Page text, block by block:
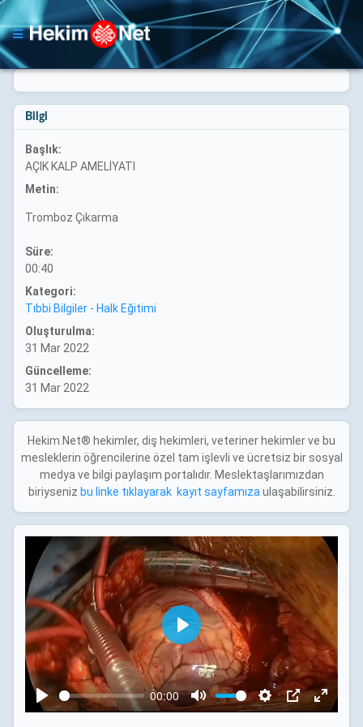
Bilgi
Başlık:
AÇIK KALP AMELİYATI
Metin:
Tromboz Çıkarma
Süre:
00:40
Kategori:
Tıbbi Bilgiler - Halk Eğitimi
Oluşturulma:
31 Mar 2022
Güncelleme:
31 Mar 2022
Hekim.Net® hekimler, diş hekimleri, veteriner hekimler ve bu
mesleklerin öğrencilerine özel tam işlevli ve ücretsiz bir sosyal
medya ve bilgi paylaşım portalıdır. Meslektaşlarımızdan
biriyseniz bu linke tıklayarak kayıt sayfamıza ulaşabilirsiniz.
P
00:00
M
S
P
E
P
l
a
y